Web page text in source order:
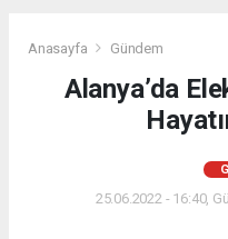
Anasayfa Gündem
Alanya’da
25.06.2022 - 16:40,